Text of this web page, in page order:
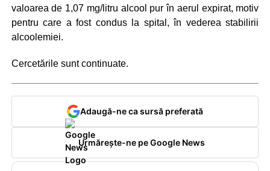
valoarea de 1,07 mg/litru alcool pur în aerul expirat, motiv
pentru care a fost condus la spital, în vederea stabilirii
alcoolemiei.
Cercetările sunt continuate.
Adaugă-ne ca sursă preferată
Urmărește-ne pe Google News